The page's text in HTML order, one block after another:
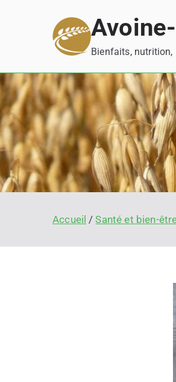
Bienfaits, nutrition,
Accueil Santé et bien-